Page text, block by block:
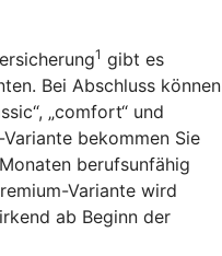
1 gibt es
Bei Abschluss können
„comfort“ und
bekommen Sie
berufsunfähig
Variante wird
ab Beginn der